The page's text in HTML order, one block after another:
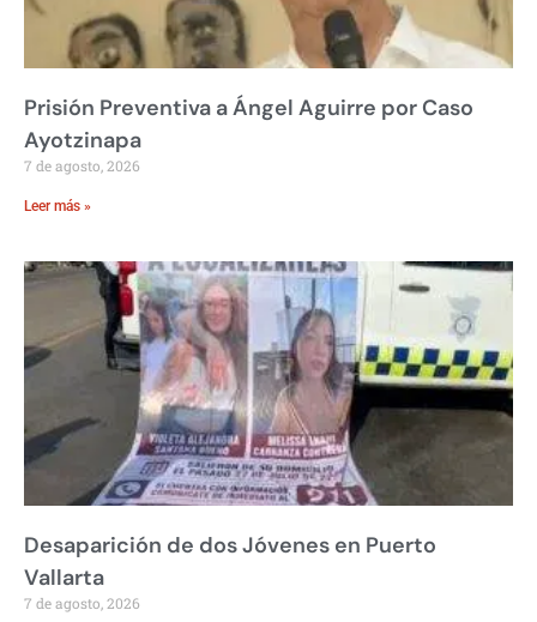
Prisión Preventiva a Ángel Aguirre por Caso
Ayotzinapa
7 de agosto, 2026
Leer más »
Desaparición de dos Jóvenes en Puerto
Vallarta
7 de agosto, 2026